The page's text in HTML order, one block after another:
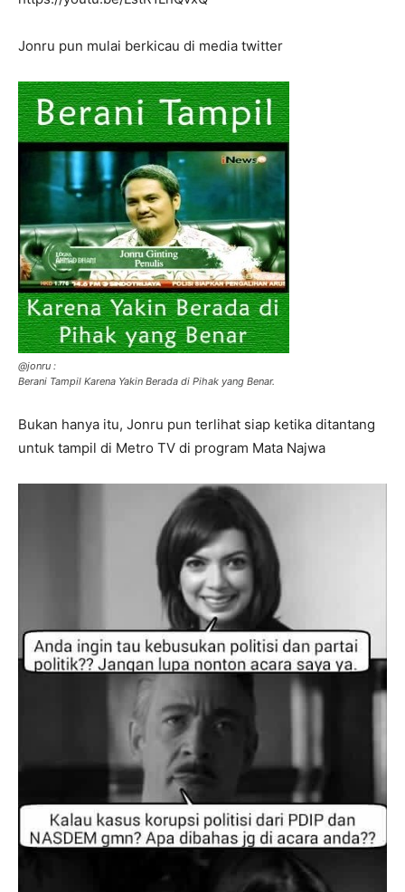
Jonru pun mulai berkicau di media twitter
@jonru :
Berani Tampil Karena Yakin Berada di Pihak yang Benar.
Bukan hanya itu, Jonru pun terlihat siap ketika ditantang
untuk tampil di Metro TV di program Mata Najwa